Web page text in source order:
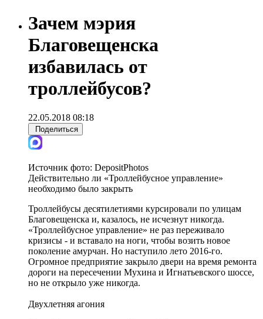
Зачем мэрия
Благовещенска
избавилась от
троллейбусов?
22.05.2018 08:18
Поделиться
Источник фото: DepositPhotos
Действительно ли «Троллейбусное управление»
необходимо было закрыть
Троллейбусы десятилетиями курсировали по улицам
Благовещенска и, казалось, не исчезнут никогда.
«Троллейбусное управление» не раз переживало
кризисы - и вставало на ноги, чтобы возить новое
поколение амурчан. Но наступило лето 2016-го.
Огромное предприятие закрыло двери на время ремонта
дороги на пересечении Мухина и Игнатьевского шоссе,
но не открыло уже никогда.
Двухлетняя агония